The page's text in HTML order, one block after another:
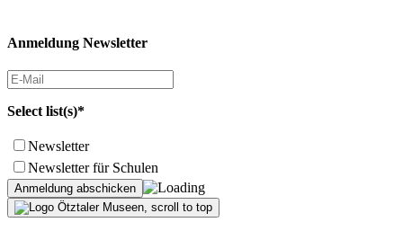
Anmeldung Newsletter
Select list(s)*
Newsletter
Newsletter für Schulen